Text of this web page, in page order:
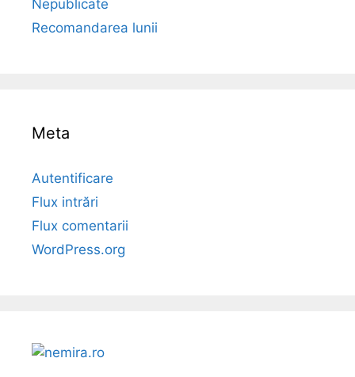
Nepublicate
Recomandarea lunii
Meta
Autentificare
Flux intrări
Flux comentarii
WordPress.org